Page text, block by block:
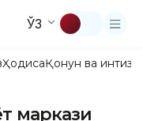
ЎЗ
ҲодисаҚонун ва
маркази